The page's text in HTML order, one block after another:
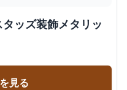
ッズ装飾メタリッ
見る